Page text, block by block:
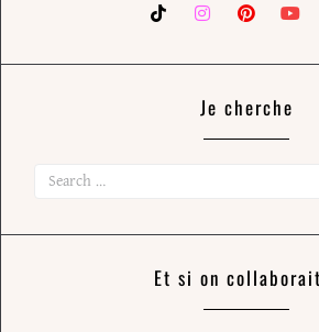
Je cherche
Et si on